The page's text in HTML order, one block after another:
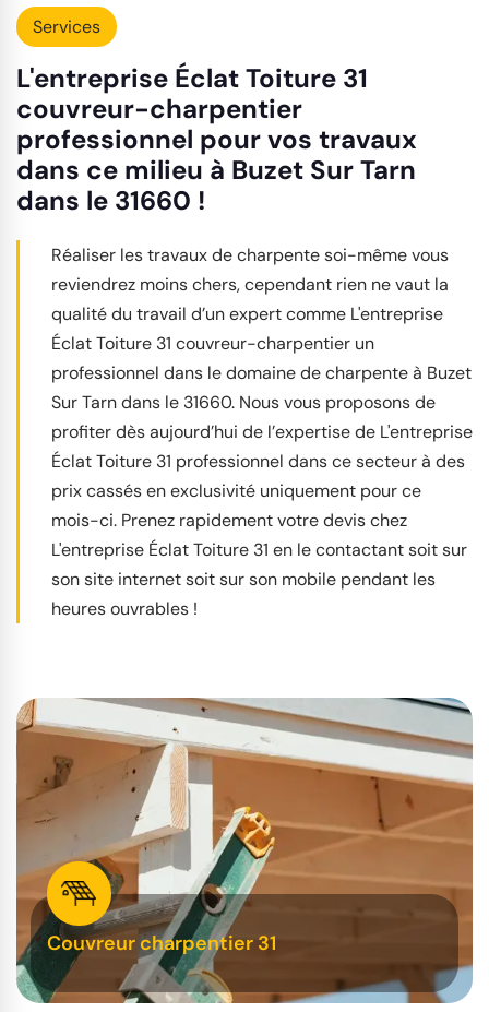
Services
L'entreprise Éclat Toiture 31
couvreur-charpentier
professionnel pour vos travaux
dans ce milieu à Buzet Sur Tarn
dans le 31660 !
Réaliser les travaux de charpente soi-même vous
reviendrez moins chers, cependant rien ne vaut la
qualité du travail d’un expert comme L'entreprise
Éclat Toiture 31 couvreur-charpentier un
professionnel dans le domaine de charpente à Buzet
Sur Tarn dans le 31660. Nous vous proposons de
profiter dès aujourd’hui de l’expertise de L'entreprise
Éclat Toiture 31 professionnel dans ce secteur à des
prix cassés en exclusivité uniquement pour ce
mois-ci. Prenez rapidement votre devis chez
L'entreprise Éclat Toiture 31 en le contactant soit sur
son site internet soit sur son mobile pendant les
heures ouvrables !
Couvreur charpentier 31